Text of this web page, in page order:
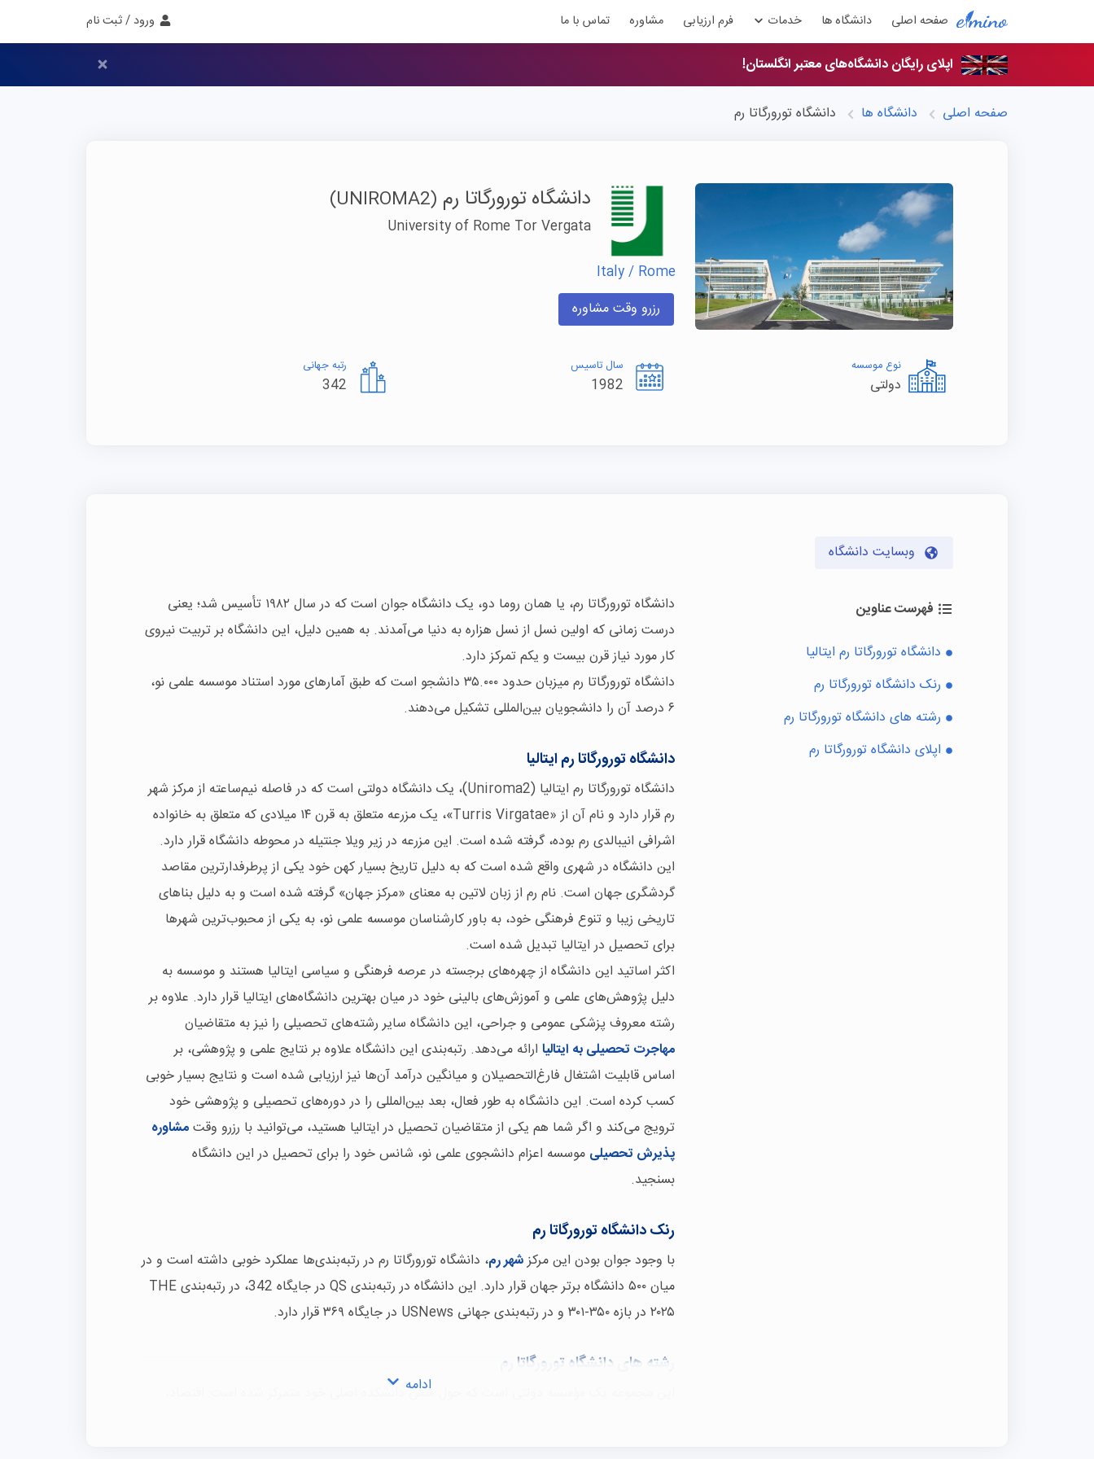
صفحه اصلی دانشگاه ها خدمات فرم ارزیابی مشاوره تماس با ما ورود / ثبت نام
اپلای رایگان دانشگاه‌های معتبر انگلستان!
صفحه اصلی دانشگاه ها دانشگاه تورورگاتا رم
دانشگاه تورورگاتا رم (UNIROMA2)
University of Rome Tor Vergata
Italy / Rome
رزرو وقت مشاوره
نوع موسسه
دولتی
سال تاسیس
1982
رتبه جهانی
342
وبسایت دانشگاه
فهرست عناوین
دانشگاه تورورگاتا رم ایتالیا
رنک دانشگاه تورورگاتا رم
رشته های دانشگاه تورورگاتا رم
اپلای دانشگاه تورورگاتا رم
دانشگاه تورورگاتا رم، یا همان روما دو، یک دانشگاه جوان است که در سال ۱۹۸۲ تأسیس شد؛ یعنی
درست زمانی که اولین نسل از نسل هزاره به دنیا می‌آمدند. به همین دلیل، این دانشگاه بر تربیت نیروی
کار مورد نیاز قرن بیست و یکم تمرکز دارد.
دانشگاه تورورگاتا رم میزبان حدود ۳۵.۰۰۰ دانشجو است که طبق آمارهای مورد استناد موسسه علمی نو،
۶ درصد آن را دانشجویان بین‌المللی تشکیل می‌دهند.
دانشگاه تورورگاتا رم ایتالیا
دانشگاه تورورگاتا رم ایتالیا (Uniroma2)، یک دانشگاه دولتی است که در فاصله نیم‌ساعته از مرکز شهر
رم قرار دارد و نام آن از «Turris Virgatae»، یک مزرعه متعلق به قرن ۱۴ میلادی که متعلق به خانواده
اشرافی انیبالدی رم بوده، گرفته شده است. این مزرعه در زیر ویلا جنتیله در محوطه دانشگاه قرار دارد.
این دانشگاه در شهری واقع شده است که به دلیل تاریخ بسیار کهن خود یکی از پرطرفدارترین مقاصد
گردشگری جهان است. نام رم از زبان لاتین به معنای «مرکز جهان» گرفته شده است و به دلیل بناهای
تاریخی زیبا و تنوع فرهنگی خود، به باور کارشناسان موسسه علمی نو، به یکی از محبوب‌ترین شهرها
برای تحصیل در ایتالیا تبدیل شده است.
اکثر اساتید این دانشگاه از چهره‌های برجسته در عرصه فرهنگی و سیاسی ایتالیا هستند و موسسه به
دلیل پژوهش‌های علمی و آموزش‌های بالینی خود در میان بهترین دانشگاه‌های ایتالیا قرار دارد. علاوه بر
رشته معروف پزشکی عمومی و جراحی، این دانشگاه سایر رشته‌های تحصیلی را نیز به متقاضیان
مهاجرت تحصیلی به ایتالیاارائه می‌دهد. رتبه‌بندی این دانشگاه علاوه بر نتایج علمی و پژوهشی، بر
اساس قابلیت اشتغال فارغ‌التحصیلان و میانگین درآمد آن‌ها نیز ارزیابی شده است و نتایج بسیار خوبی
کسب کرده است. این دانشگاه به طور فعال، بعد بین‌المللی را در دوره‌های تحصیلی و پژوهشی خود
ترویج می‌کند و اگر شما هم یکی از متقاضیان تحصیل در ایتالیا هستید، می‌توانید با رزرو وقتمشاوره
پذیرش تحصیلی موسسه اعزام دانشجوی علمی نو، شانس خود را برای تحصیل در این دانشگاه
بسنجید.
رنک دانشگاه تورورگاتا رم
با وجود جوان بودن این مرکزشهر رم، دانشگاه تورورگاتا رم در رتبه‌بندی‌ها عملکرد خوبی داشته است و در
میان ۵۰۰ دانشگاه برتر جهان قرار دارد. این دانشگاه در رتبه‌بندی QS در جایگاه 342، در رتبه‌بندی THE
۲۰۲۵ در بازه ۳۵۰-۳۰۱ و در رتبه‌بندی جهانی USNews در جایگاه ۳۶۹ قرار دارد.
رشته های دانشگاه تورورگاتا رم
این مجموعه یک مؤسسه دولتی است که حول شش دانشکده اصلی خود متمرکز شده است: اقتصاد،
ادامه